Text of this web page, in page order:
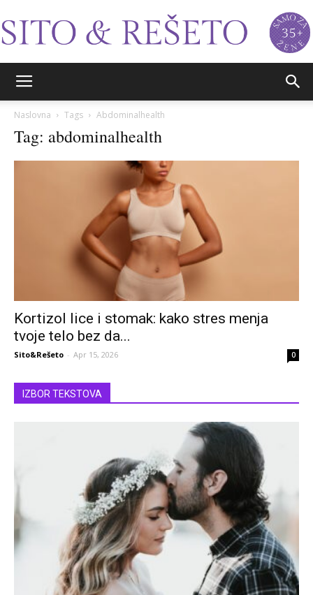
Naslovna Tags Abdominalhealth
Tag: abdominalhealth
Kortizol lice i stomak: kako stres menja
tvoje telo bez da...
Sito&Rešeto - Apr 15, 2026 0
IZBOR TEKSTOVA